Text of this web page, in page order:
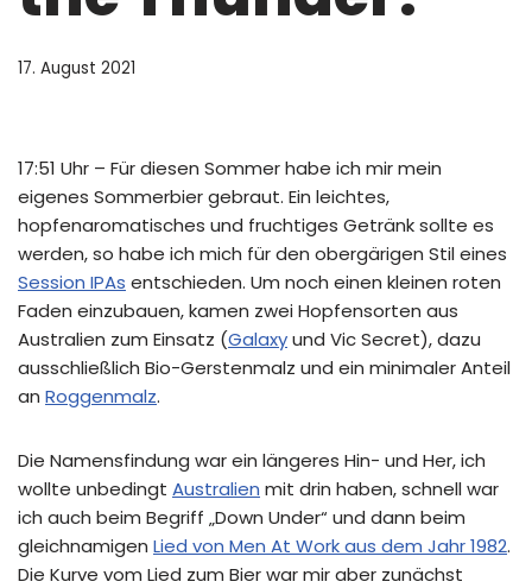
17. August 2021
17:51 Uhr – Für diesen Sommer habe ich mir mein
eigenes Sommerbier gebraut. Ein leichtes,
hopfenaromatisches und fruchtiges Getränk sollte es
werden, so habe ich mich für den obergärigen Stil eines
Session IPAs entschieden. Um noch einen kleinen roten
Faden einzubauen, kamen zwei Hopfensorten aus
Australien zum Einsatz (Galaxyund Vic Secret), dazu
ausschließlich Bio-Gerstenmalz und ein minimaler Anteil
an Roggenmalz.
Die Namensfindung war ein längeres Hin- und Her, ich
wollte unbedingt Australien mit drin haben, schnell war
ich auch beim Begriff „Down Under“ und dann beim
gleichnamigen Lied von Men At Work aus dem Jahr 1982.
Die Kurve vom Lied zum Bier war mir aber zunächst